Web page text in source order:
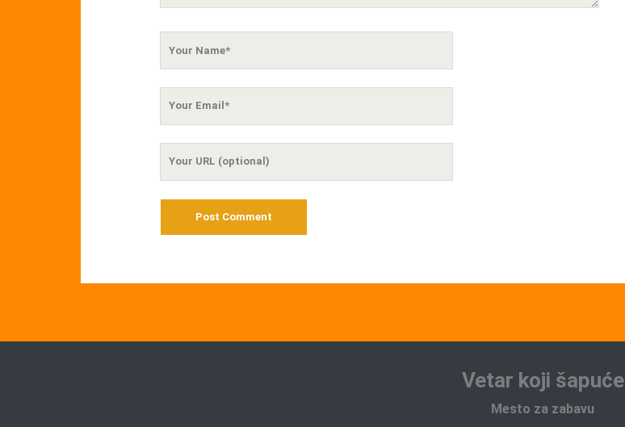
Vetar koji šapuće
Mesto za zabavu